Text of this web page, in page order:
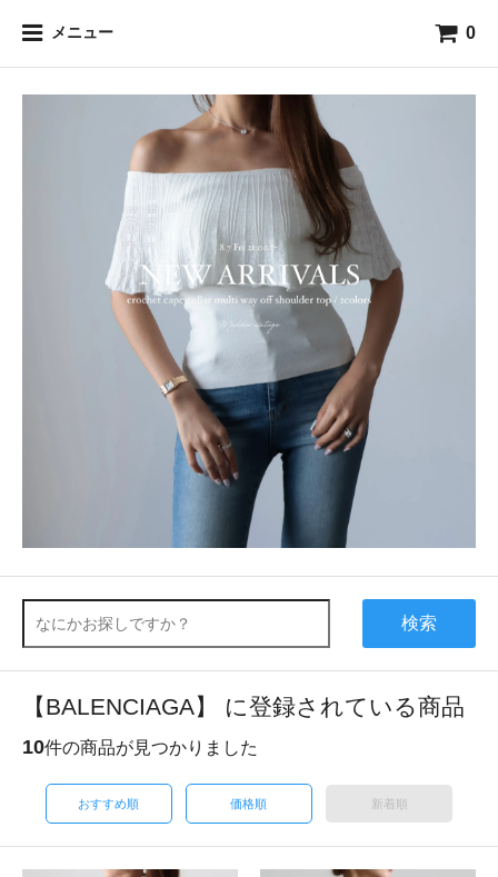
メニュー 0
検索
【BALENCIAGA】 に登録されている商品
10件の商品が見つかりました
おすすめ順 価格順 新着順